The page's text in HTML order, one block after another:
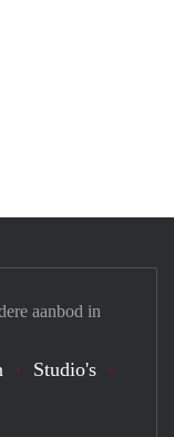
aanbod in
Studio's